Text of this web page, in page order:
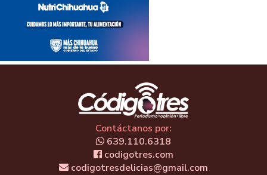
Contáctanos por:
639.110.6318
codigotres.com
codigotresdelicias@gmail.com